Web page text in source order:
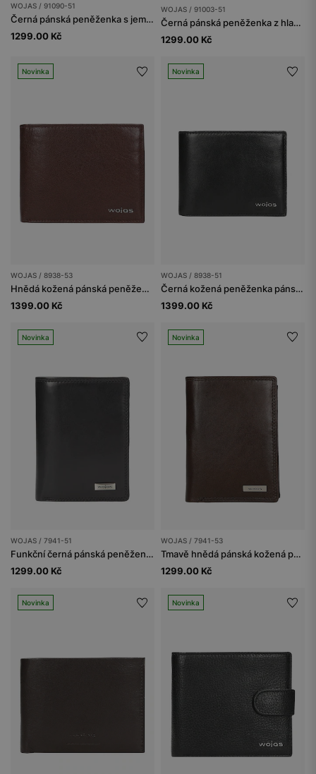
WOJAS / 91090-51
Černá pánská peněženka s jemným vzorem
1299.00 Kč
WOJAS / 91003-51
Černá pánská peněženka z hladké kůže
1299.00 Kč
Novinka
WOJAS / 8938-53
Hnědá kožená pánská peněženka s ochranou proti krádeži RFID
1399.00 Kč
Novinka
WOJAS / 8938-51
Černá kožená peněženka pánská s kovovým logem
1399.00 Kč
Novinka
WOJAS / 7941-51
Funkční černá pánská peněženka
1299.00 Kč
Novinka
WOJAS / 7941-53
Tmavě hnědá pánská kožená peněženka
1299.00 Kč
Novinka Novinka